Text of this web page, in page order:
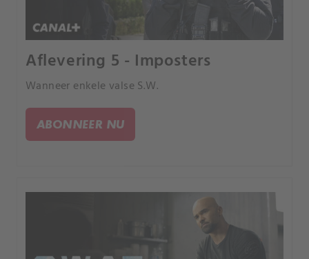
Aflevering 5 - Imposters
Wanneer enkele valse S.W.
ABONNEER NU